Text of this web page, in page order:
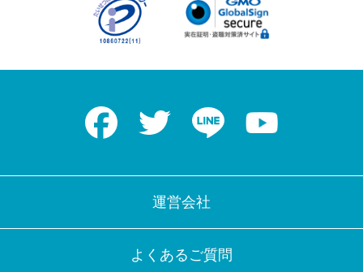
Facebook Twitter LINE
運営会社
よくあるご質問